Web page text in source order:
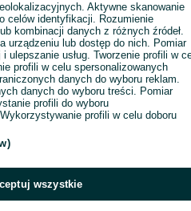
Wyślij wiadomość
Aktywne skanowanie
celów identyfikacji. Rozumienie
kombinacji danych z różnych źródeł.
urządzeniu lub dostęp do nich. Pomiar
ulepszanie usług. Tworzenie profili w
profili w celu spersonalizowanych
danych do wyboru reklam.
danych do wyboru treści. Pomiar
profili do wyboru
profili w celu doboru
wszystkie